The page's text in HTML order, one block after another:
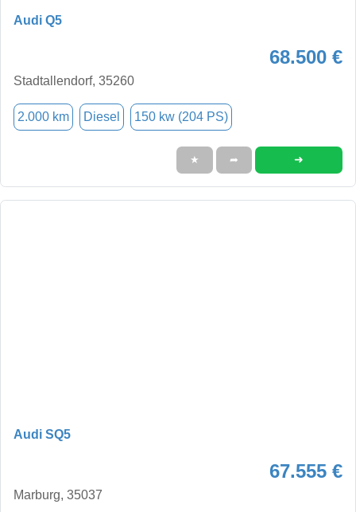
Audi Q5
68.500 €
Stadtallendorf, 35260
2.000 km Diesel 150 kw (204 PS)
★ ➦ ➜
Audi SQ5
67.555 €
Marburg, 35037